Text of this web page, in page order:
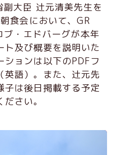
大臣 辻元清美先生を
食会において、GR
・エドバーグが本年
ト及び概要を説明いた
ションは以下のPDFフ
英語）。また、辻元先
子は後日掲載する予定
さい。